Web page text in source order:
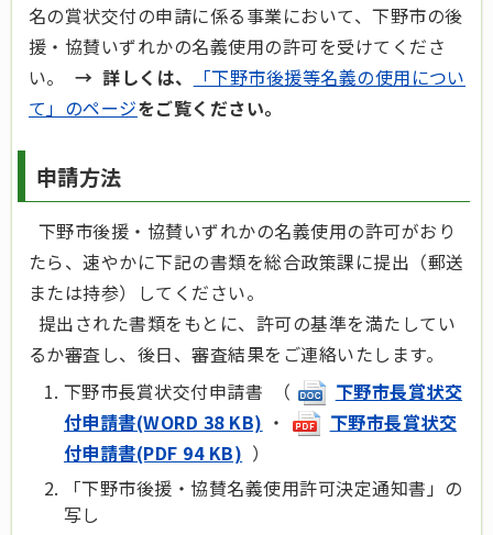
名の賞状交付の申請に係る事業において、下野市の後
援・協賛いずれかの名義使用の許可を受けてくださ
い。 → 詳しくは、
「下野市後援等名義の使用につい
て」のページをご覧ください。
申請方法
下野市後援・協賛いずれかの名義使用の許可がおり
たら、速やかに下記の書類を総合政策課に提出（郵送
または持参）してください。
提出された書類をもとに、許可の基準を満たしてい
るか審査し、後日、審査結果をご連絡いたします。
下野市長賞状交付申請書 （
下野市長賞状交
付申請書(WORD 38 KB) ・
下野市長賞状交
付申請書(PDF 94 KB) ）
「下野市後援・協賛名義使用許可決定通知書」の
写し